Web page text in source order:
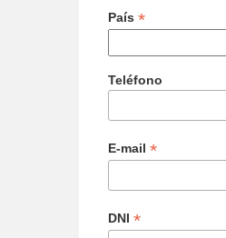
País *
Teléfono
E-mail *
DNI *